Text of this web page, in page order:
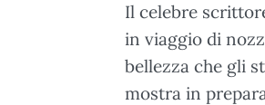
Il celebre
in viaggio di
bellezza che gli
mostra in